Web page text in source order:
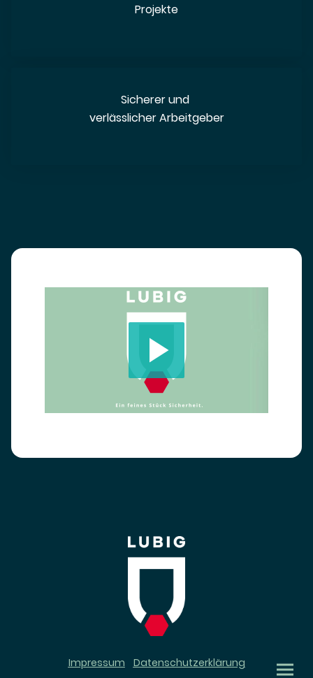
Projekte
Sicherer und
verlässlicher Arbeitgeber
Impressum Datenschutzerklärung